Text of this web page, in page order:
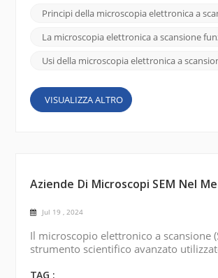
funziona utilizzando una sorgente di
tipicamente un filamento di tungsteno
un cannone a emissione di campo,
Principi della microscopia elettronica a
La microscopia elettronica a scansione
Usi della microscopia elettronica a
VISUALIZZA ALTRO
Aziende Di Microscopi SEM Nel
Jul 19 , 2024
Il microscopio elettronico a scansione
strumento scientifico avanzato
TAG :